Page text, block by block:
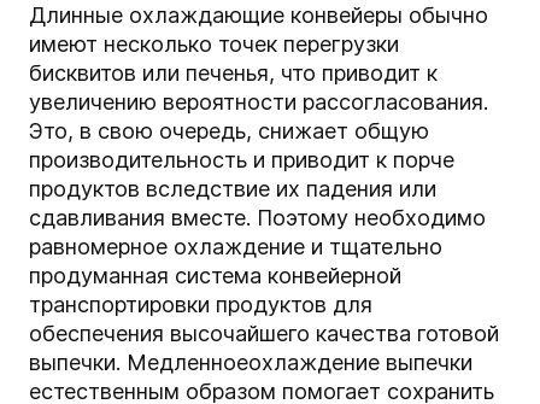
Длинные охлаждающие конвейеры обычно
имеют несколько точек перегрузки
бисквитов или печенья, что приводит к
увеличению вероятности рассогласования.
Это, в свою очередь, снижает общую
производительность и приводит к порче
продуктов вследствие их падения или
сдавливания вместе. Поэтому необходимо
равномерное охлаждение и тщательно
продуманная система конвейерной
транспортировки продуктов для
обеспечения высочайшего качества готовой
выпечки. Медленноеохлаждение выпечки
естественным образом помогает сохранить